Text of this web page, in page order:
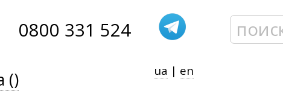
0800 331 524
() ua | en